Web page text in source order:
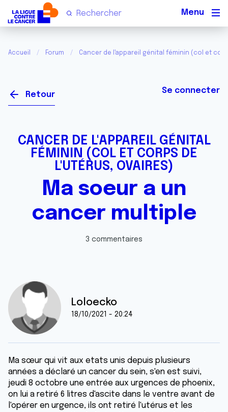
Accueil Forum Cancer de l'appareil génital féminin (col et
Retour Se connecter
CANCER DE L'APPAREIL GÉNITAL
FÉMININ (COL ET CORPS DE
L'UTÉRUS, OVAIRES)
Ma soeur a un
cancer multiple
3 commentaires
Loloecko
18/10/2021 - 20:24
Ma sœur qui vit aux etats unis depuis plusieurs
années a déclaré un cancer du sein, s'en est suivi,
jeudi 8 octobre une entrée aux urgences de phoenix,
on lui a retiré 6 litres d'ascite dans le ventre avant de
l'opérer en urgence, ils ont retiré l'utérus et les